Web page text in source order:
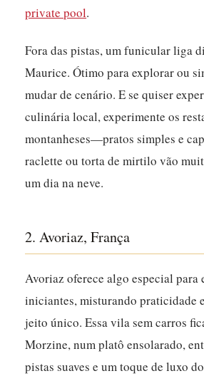
private pool.
Fora das pistas, um funicular liga
Maurice. Ótimo para explorar ou
mudar de cenário. E se quiser
culinária local, experimente os
montanheses—pratos simples e
raclette ou torta de mirtilo vão
um dia na neve.
2. Avoriaz, França
Avoriaz oferece algo especial para
iniciantes, misturando praticidade
jeito único.Essa vila sem carros
Morzine, num platô ensolarado,
pistas suaves e um toque de luxo